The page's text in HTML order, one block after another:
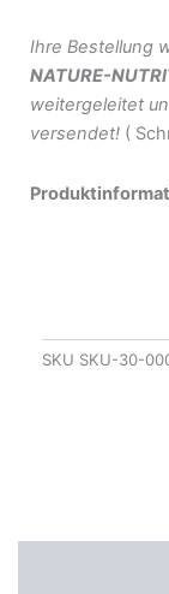
Ihre Bestellung
NATURE-
weitergeleitet
versendet! (
SKU SKU-30-